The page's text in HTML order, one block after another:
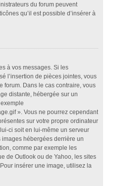
du forum peuvent
qu’il est possible d’insérer à
à vos messages. Si les
l’insertion de pièces jointes, vous
forum. Dans le cas contraire, vous
distante, hébergée sur un
». Vous ne pourrez cependant
sur votre propre ordinateur
ci soit en lui-même un serveur
hébergées derrière un
comme par exemple les
de Outlook ou de Yahoo, les sites
insérer une image, utilisez la